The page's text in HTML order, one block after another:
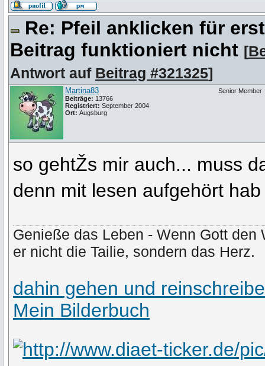
Re: Pfeil anklicken für
Beitrag funktioniert nicht [
Antwort auf Beitrag #321325]
Martina83
Beiträge: 13766
Registriert: September 2004
Ort: Augsburg
Senior Member
so gehtŽs mir auch... muss
denn mit lesen aufgehört
Genieße das Leben - Wenn Gott
er nicht die Tailie, sondern das Herz.
dahin gehen und
Mein Bilderbuch